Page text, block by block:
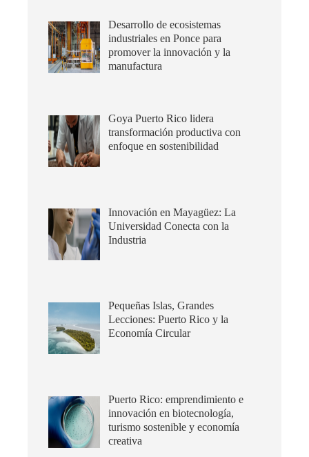
Desarrollo de ecosistemas
industriales en Ponce para
promover la innovación y la
manufactura
Goya Puerto Rico lidera
transformación productiva con
enfoque en sostenibilidad
Innovación en Mayagüez: La
Universidad Conecta con la
Industria
Pequeñas Islas, Grandes
Lecciones: Puerto Rico y la
Economía Circular
Puerto Rico: emprendimiento e
innovación en biotecnología,
turismo sostenible y economía
creativa